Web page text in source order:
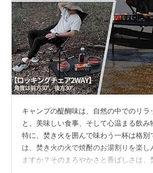
キャンプの醍醐味は、自然の中でのリラ
と、美味しい食事、そして心温まる飲み
特に、焚き火を囲んで味わう一杯は格別
は、焚き火の火で焼酎のお湯割りを楽し
ますか？そのまろやかさと香ばしさは、